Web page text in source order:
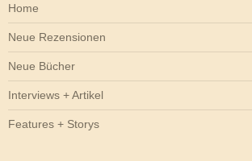
Home
Neue Rezensionen
Neue Bücher
Interviews + Artikel
Features + Storys